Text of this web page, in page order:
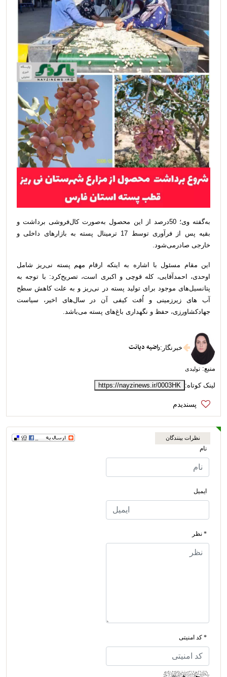
به‌گفته‌ وی؛ 50درصد از این محصول به‌صورت کال‌فروشی برداشت و
بقیه پس از فرآوری توسط 17 ترمینال پسته به بازارهای داخلی و
خارجی صادرمی‌شود.
این مقام مسئول با اشاره به اینکه ارقام مهم پسته نی‌ریز شامل
اوحدی، احمدآقایی، کله قوچی و اکبری است، تصریح‌کرد: با توجه به
پتانسیل‌های موجود برای تولید پسته در نی‌ریز و به علت کاهش سطح
آب‌ های زیرزمینی و اُفت کیفی آن در سال‌های اخیر، سیاست
جهادکشاورزی، حفظ و نگهداری باغ‌های پسته می‌باشد.
خبرنگار :راضیه دیانت
منبع: تولیدی
لینک کوتاه: https://nayzinews.ir/0003HK
نظرات بینندگان
نام
ایمیل
* نظر
* کد امنیتی